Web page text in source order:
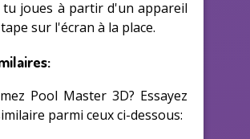
tu joues à partir d'un appareil
sur l'écran à la place.
Pool Master 3D? Essayez
parmi ceux ci-dessous: